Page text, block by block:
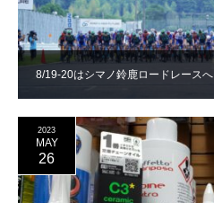
8/19-20はシマノ鈴鹿ロードレースへ
2023
MAY
26